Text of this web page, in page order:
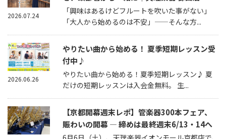
「興味はあるけどフルートを吹いた事がない」
「大人から始めるのは不安」——そんな方...
2026.07.24
やりたい曲から始める！ 夏季短期レッスン受
付中♪
やりたい曲から始める！夏季短期レッスン♪ 夏
だけの短期レッスンは入会金無料。 生...
2026.06.26
【京都開幕週末レポ】管楽器300本フェア、
賑わいの開幕 — 締めは最終週末6/13・14へ